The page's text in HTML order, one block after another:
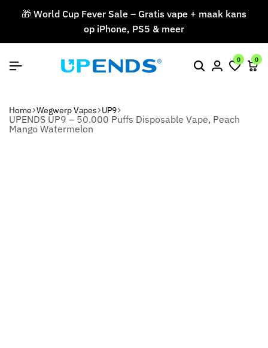
🎁 World Cup Fever Sale – Gratis vape + maak kans
op iPhone, PS5 & meer
0 0
Home Wegwerp Vapes UP9
UPENDS UP9 – 50.000 Puffs Disposable Vape, Peach
Mango Watermelon